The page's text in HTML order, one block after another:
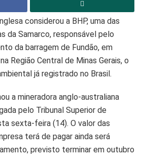
considerou a BHP, uma das
da Samarco, responsável pelo
da barragem de Fundão, em
na Região Central de Minas Gerais, o
já registrado no Brasil.
a mineradora anglo-australiana
pelo Tribunal Superior de
sexta-feira (14). O valor das
terá de pagar ainda será
previsto terminar em outubro